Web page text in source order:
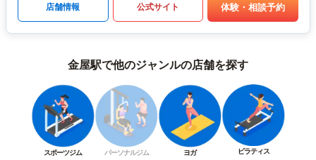
店舗情報 公式サイト 体験・相談予約
金屋駅で他のジャンルの店舗を探す
スポーツジム パーソナルジム ヨガ ピラティス